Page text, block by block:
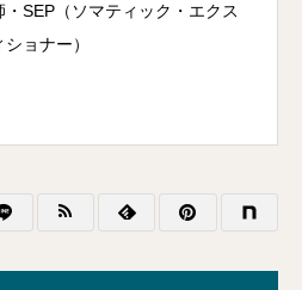
SEP（ソマティック・エクス
ョナー）